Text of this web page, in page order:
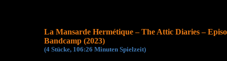
La Mansarde Hermétique – The Attic Diaries –
Bandcamp (2023)
(4 Stücke, 106:26 Minuten Spielzeit)